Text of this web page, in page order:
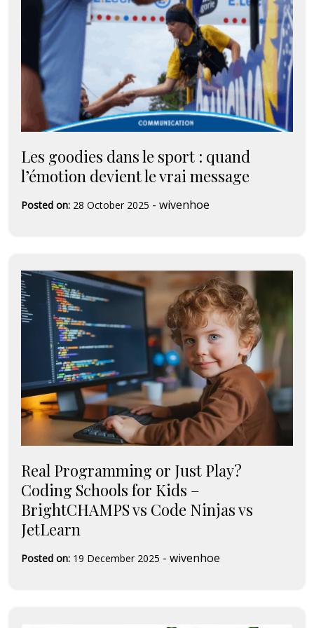
Les goodies dans le sport : quand
l’émotion devient le vrai message
Posted on: 28 October 2025 - wivenhoe
Real Programming or Just Play?
Coding Schools for Kids –
BrightCHAMPS vs Code Ninjas vs
JetLearn
Posted on: 19 December 2025 - wivenhoe